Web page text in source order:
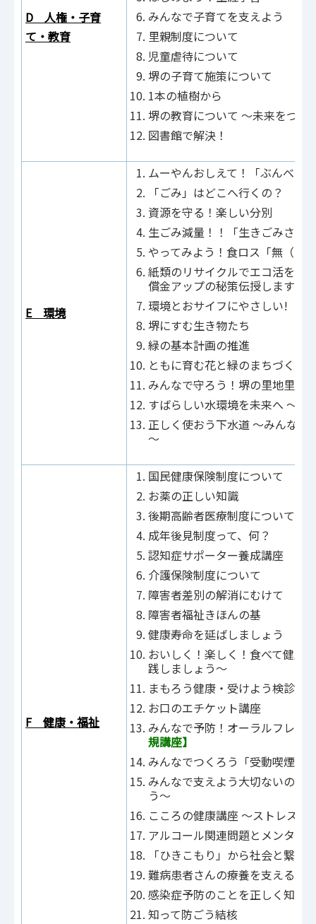
D 人権・子育
て・教育
みんなで子育てを支えよう
里親制度について
児童虐待について
堺の子育て施策について
1本の植樹から
堺の教育について ～未来をつく
図書館で解決！
E 環境
ムーやんおしえて！「ぶんべつ
「ごみ」はどこへ行くの？
資源を守る！楽しい分別
生ごみ減量！！「生きごみさん
やってみよう！食ロス「無（ム
紙類のリサイクルでエコ活をす
償金アップの秘策伝授します！
環境とおサイフにやさしい!「う
堺にすむ生き物たち
緑の基本計画の推進
ともに育む花と緑のまちづくり
みんなで守ろう！堺の里地里山
すばらしい水環境を未来へ ～川
正しく使おう下水道 ～みんなが
～
F 健康・福祉
国民健康保険制度について
お薬の正しい知識
後期高齢者医療制度について
成年後見制度って、何？
認知症サポーター養成講座
介護保険制度について
障害者差別の解消にむけて
障害者福祉きほんの基
健康寿命を延ばしましょう
おいしく！楽しく！食べて健康
践しましょう～
まもろう健康・受けよう検診
お口のエチケット講座
みんなで予防！オーラルフレイ
規講座】
みんなでつくろう「受動喫煙」
みんなで支えよう大切ないのち
う～
こころの健康講座 ～ストレスと
アルコール関連問題とメンタル
「ひきこもり」から社会と繋が
難病患者さんの療養を支える制
感染症予防のことを正しく知ろ
知って防ごう結核